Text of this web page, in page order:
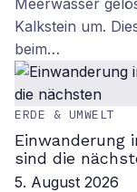
Meerwasser
Kalkstein um.
beim…
ERDE & UMWELT
Einwanderung
sind die
5. August 2026